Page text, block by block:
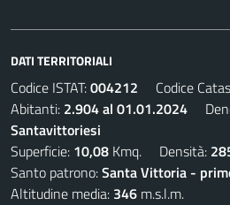
DATI TERRITORIALI
Codice ISTAT:004212 Codice
Abitanti: 2.904 al 01.01.2024
Santavittoriesi
Superficie: 10,08 Kmq. Densità:
Santo patrono:Santa Vittoria -
Altitudine media: 346 m.s.l.m.